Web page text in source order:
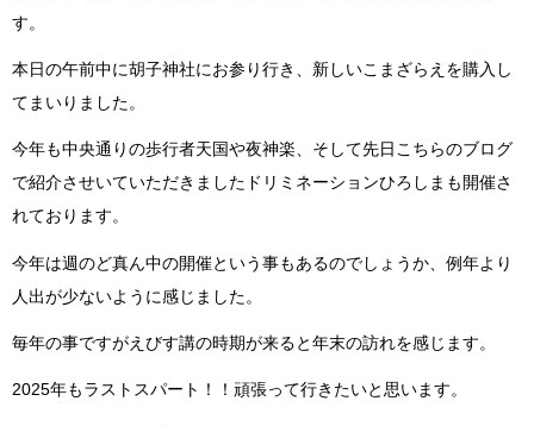
す。
本日の午前中に胡子神社にお参り行き、新しいこまざらえを購入し
てまいりました。
今年も中央通りの歩行者天国や夜神楽、そして先日こちらのブログ
で紹介させいていただきましたドリミネーションひろしまも開催さ
れております。
今年は週のど真ん中の開催という事もあるのでしょうか、例年より
人出が少ないように感じました。
毎年の事ですがえびす講の時期が来ると年末の訪れを感じます。
2025年もラストスパート！！頑張って行きたいと思います。